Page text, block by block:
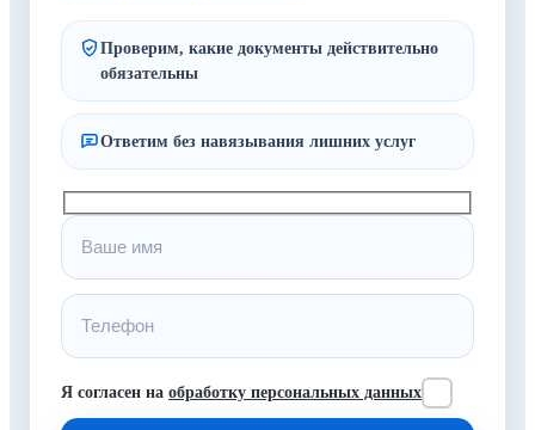
Проверим, какие документы действительно
обязательны
Ответим без навязывания лишних услуг
Я согласен на обработку персональных данных